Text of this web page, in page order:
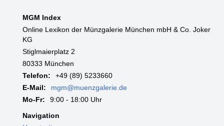
MGM Index
Online Lexikon der Münzgalerie München mbH & Co. Joker
KG
Stiglmaierplatz 2
80333 München
Telefon:
+49 (89) 5233660
E-Mail:
mgm@muenzgalerie.de
Mo-Fr:
9:00 - 18:00 Uhr
Navigation